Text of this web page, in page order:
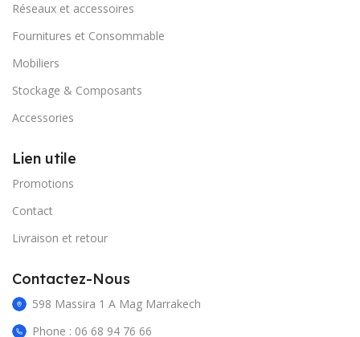
Réseaux et accessoires
Fournitures et Consommable
Mobiliers
Stockage & Composants
Accessories
Lien utile
Promotions
Contact
Livraison et retour
Contactez-Nous
598 Massira 1 A Mag Marrakech
Phone : 06 68 94 76 66